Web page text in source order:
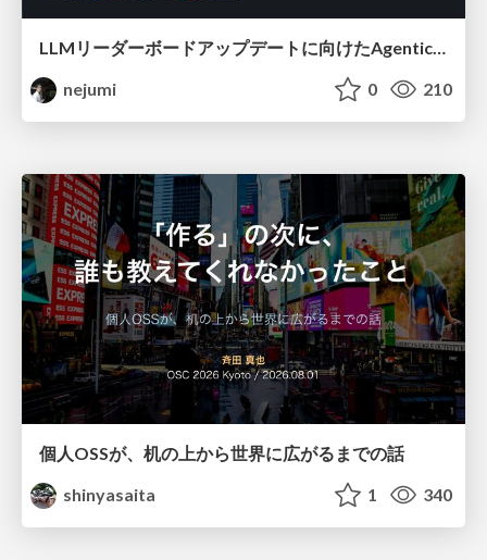
LLMリーダーボードアップデートに向けたAgentic Math_SWEのトレースについて
nejumi
0 210
個人OSSが、机の上から世界に広がるまでの話
shinyasaita
1 340